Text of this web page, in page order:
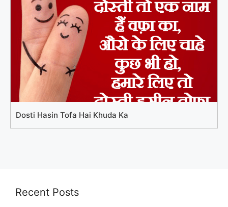
Dosti Hasin Tofa Hai Khuda Ka
Recent Posts